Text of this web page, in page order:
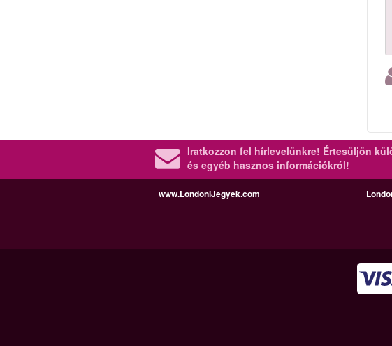
Iratkozzon fel hírlevelünkre! Értesüljön
és egyéb hasznos információkról!
www.LondoniJegyek.com